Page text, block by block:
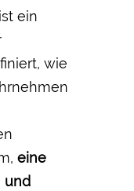
ein
wie
eine
und